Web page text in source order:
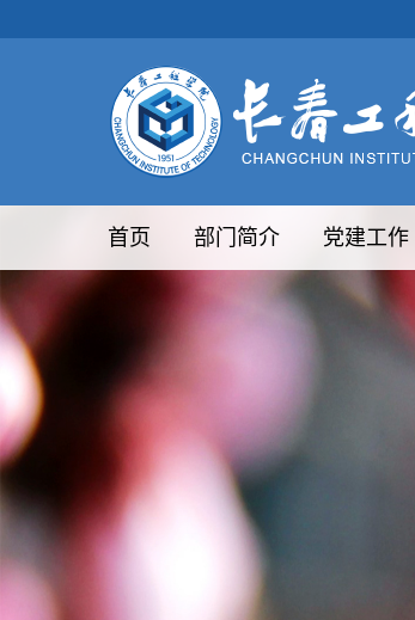
首页 部门简介 党建工作